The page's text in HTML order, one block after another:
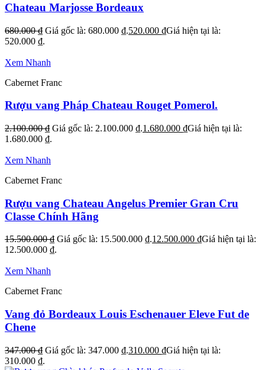
Chateau Marjosse Bordeaux
680.000₫ Giá gốc là: 680.000 ₫.520.000 ₫Giá hiện tại là:
520.000 ₫.
Xem Nhanh
Cabernet Franc
Rượu vang Pháp Chateau Rouget Pomerol.
2.100.000₫ Giá gốc là: 2.100.000 ₫.1.680.000 ₫Giá hiện tại là:
1.680.000 ₫.
Xem Nhanh
Cabernet Franc
Rượu vang Chateau Angelus Premier Gran Cru
Classe Chính Hãng
15.500.000₫ Giá gốc là: 15.500.000 ₫.12.500.000 ₫Giá hiện tại là:
12.500.000 ₫.
Xem Nhanh
Cabernet Franc
Vang đỏ Bordeaux Louis Eschenauer Eleve Fut de
Chene
347.000₫ Giá gốc là: 347.000 ₫.310.000 ₫Giá hiện tại là:
310.000 ₫.